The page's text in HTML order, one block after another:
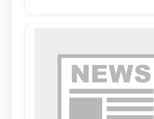
специальной стипендии
Хадичи Сулеймановой.